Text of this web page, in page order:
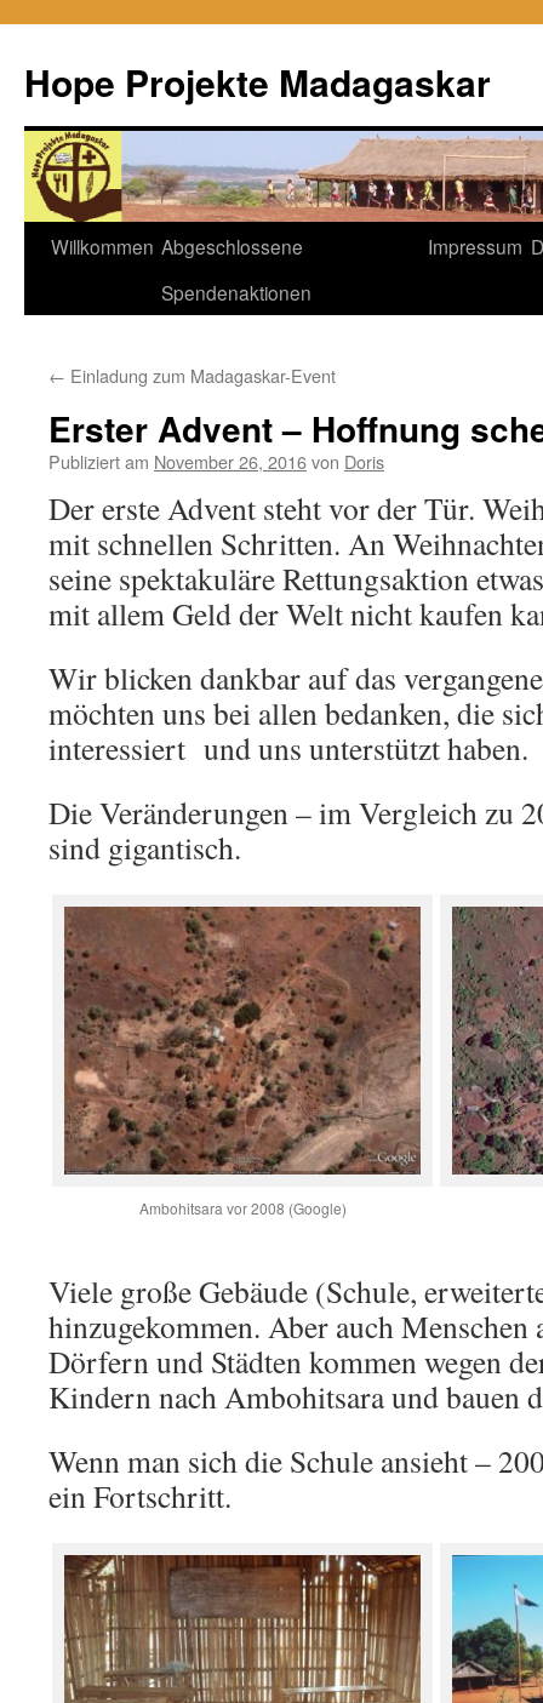
Hope Projekte Madagaskar
Zum
Willkommen Abgeschlossene
Spendenaktionen
Impressum
← Einladung zum Madagaskar-Event
Erster Advent – Hoffnung
Publiziert am November 26, 2016von Doris
Der erste Advent steht vor der Tür.
mit schnellen Schritten. An
seine spektakuläre Rettungsaktion
mit allem Geld der Welt nicht kaufen
Wir blicken dankbar auf das
möchten uns bei allen bedanken, die
interessiert und uns unterstützt haben.
Die Veränderungen – im Vergleich zu
sind gigantisch.
Ambohitsara vor 2008 (Google)
Viele große Gebäude (Schule,
hinzugekommen. Aber auch Menschen
Dörfern und Städten kommen wegen
Kindern nach Ambohitsara und bauen
Wenn man sich die Schule ansieht –
ein Fortschritt.